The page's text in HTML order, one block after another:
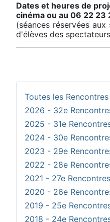
Dates et heures de
cinéma ou au 06 22 23
(séances réservées
d'élèves des
Toutes les Rencontres
2026 - 32e
2025 - 31e
2024 - 30e
2023 - 29e
2022 - 28e
2021 - 27e
2020 - 26e
2019 - 25e
2018 - 24e